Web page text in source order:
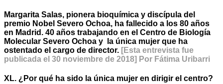
Margarita Salas, pionera bioquímica y discípula del
premio Nobel Severo Ochoa, ha fallecido a los 80 años
en Madrid. 40 años trabajando en el Centro de Biología
Molecular Severo Ochoa y la única mujer que ha
ostentado el cargo de director. [Esta entrevista fue
publicada el 30 noviembre de 2018] Por Fátima Uribarri
XL. ¿Por qué ha sido la única mujer en dirigir el centro?